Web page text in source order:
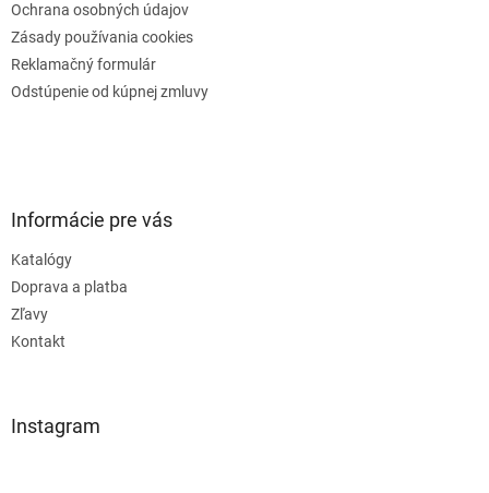
Ochrana osobných údajov
Zásady používania cookies
Reklamačný formulár
Odstúpenie od kúpnej zmluvy
Informácie pre vás
Katalógy
Doprava a platba
Zľavy
Kontakt
Instagram